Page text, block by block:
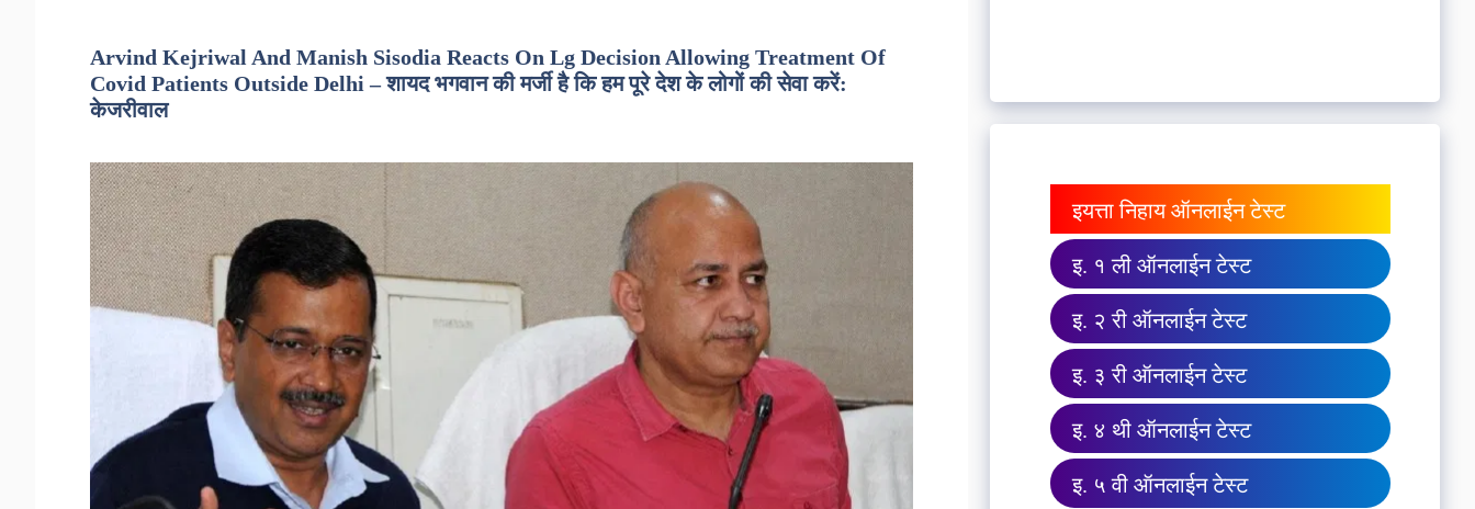
Arvind Kejriwal And Manish Sisodia Reacts On Lg Decision Allowing Treatment Of
Covid Patients Outside Delhi – शायद भगवान की मर्जी है कि हम पूरे देश के लोगों की सेवा करें:
केजरीवाल
इयत्ता निहाय ऑनलाईन टेस्ट
इ. १ ली ऑनलाईन टेस्ट
इ. २ री ऑनलाईन टेस्ट
इ. ३ री ऑनलाईन टेस्ट
इ. ४ थी ऑनलाईन टेस्ट
इ. ५ वी ऑनलाईन टेस्ट